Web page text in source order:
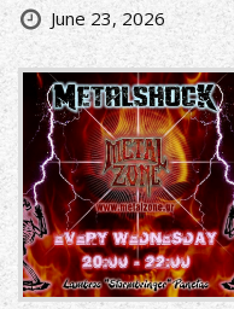
June 23, 2026